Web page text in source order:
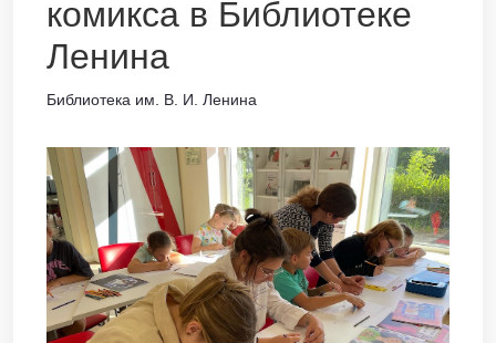
комикса в Библиотеке
Ленина
Библиотека им. В. И. Ленина